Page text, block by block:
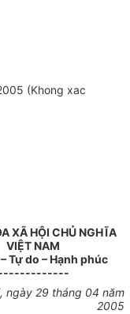
(Khong xac
XÃ HỘI CHỦ NGHĨA
VIỆT NAM
Tự do – Hạnh phúc
ngày 29 tháng 04 năm
2005